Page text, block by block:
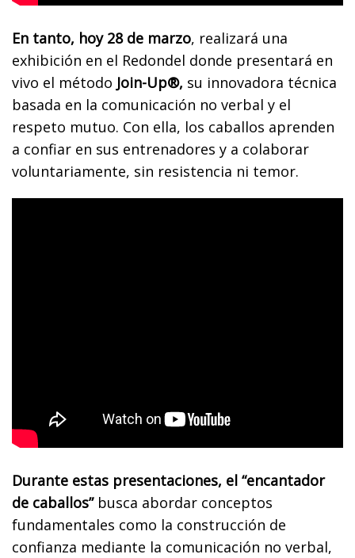
En tanto, hoy 28 de marzo, realizará una
exhibición en el Redondel donde presentará en
vivo el método Join-Up®, su innovadora técnica
basada en la comunicación no verbal y el
respeto mutuo. Con ella, los caballos aprenden
a confiar en sus entrenadores y a colaborar
voluntariamente, sin resistencia ni temor.
Durante estas presentaciones, el “encantador
de caballos”busca abordar conceptos
fundamentales como la construcción de
confianza mediante la comunicación no verbal,